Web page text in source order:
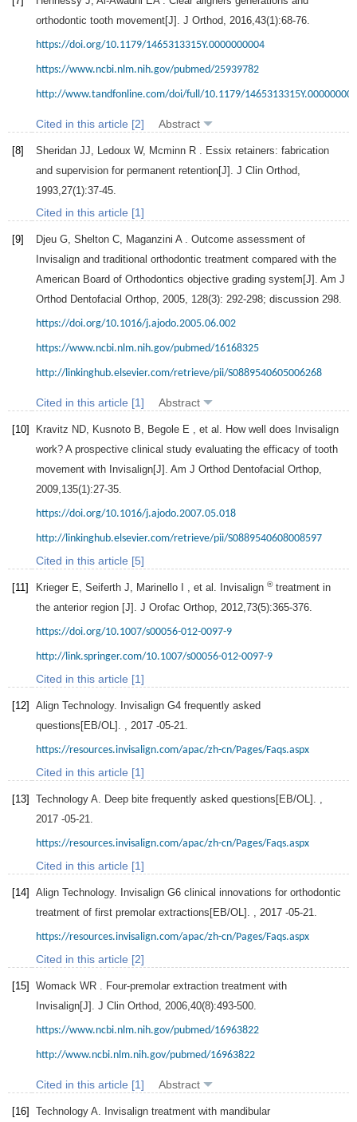
orthodontic tooth movement[J]. J Orthod 2016 43(1):68-76.
https://doi.org/10.1179/1465313315Y.0000000004
https://www.ncbi.nlm.nih.gov/pubmed/25939782
http://www.tandfonline.com/doi/full/10.1179/
Cited in this article [2] Abstract
[8] Sheridan JJ Ledoux W, Mcminn R . Essix retainers: fabrication
and supervision for permanent retention[J]. J Clin Orthod
1993 27(1):37-45.
Cited in this article [1]
[9] Djeu G Shelton C Maganzini A . Outcome assessment of
Invisalign and traditional orthodontic treatment compared with the
American Board of Orthodontics objective grading system[J]. Am J
Orthod Dentofacial Orthop 2005 128(3): 292-298; discussion 298.
https://doi.org/10.1016/j.ajodo.2005.06.002
https://www.ncbi.nlm.nih.gov/pubmed/16168325
http://linkinghub.elsevier.com/retrieve/pii/S0889540605006268
Cited in this article [1] Abstract
[10] Kravitz ND Kusnoto B Begole E , et al. How well does Invisalign
work? A prospective clinical study evaluating the efficacy of tooth
movement with Invisalign[J]. Am J Orthod Dentofacial Orthop
2009 135(1):27-35.
https://doi.org/10.1016/j.ajodo.2007.05.018
http://linkinghub.elsevier.com/retrieve/pii/S0889540608008597
Cited in this article [5]
[11] Krieger E Seiferth J Marinello I , et al. Invisalign ®treatment in
the anterior region [J]. J Orofac Orthop 2012 73(5):365-376.
https://doi.org/10.1007/s00056-012-0097-9
http://link.springer.com/10.1007/s00056-012-0097-9
Cited in this article [1]
[12] Align Technology. Invisalign G4 frequently asked
questions[EB/OL]. , 2017 -05-21.
https://resources.invisalign.com/apac/zh-cn/Pages/Faqs.aspx
Cited in this article [1]
[13] Technology A. Deep bite frequently asked questions[EB/OL]. ,
2017 -05-21.
https://resources.invisalign.com/apac/zh-cn/Pages/Faqs.aspx
Cited in this article [1]
[14] Align Technology. Invisalign G6 clinical innovations for orthodontic
treatment of first premolar extractions[EB/OL]. , 2017 -05-21.
https://resources.invisalign.com/apac/zh-cn/Pages/Faqs.aspx
Cited in this article [2]
[15] Womack WR . Four-premolar extraction treatment with
Invisalign[J]. J Clin Orthod 2006 40(8):493-500.
https://www.ncbi.nlm.nih.gov/pubmed/16963822
http://www.ncbi.nlm.nih.gov/pubmed/16963822
Cited in this article [1] Abstract
[16] Technology A. Invisalign treatment with mandibular